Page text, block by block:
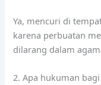
Ya, mencuri di
karena perbuatan
dilarang dalam
2. Apa hukuman